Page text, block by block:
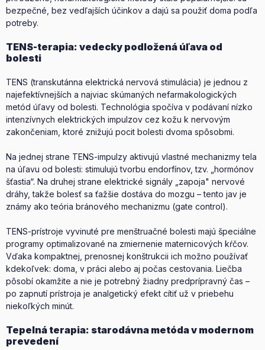
bezpečné, bez vedľajších účinkov a dajú sa použiť doma podľa
potreby.
TENS-terapia: vedecky podložená úľava od
bolesti
TENS (transkutánna elektrická nervová stimulácia) je jednou z
najefektívnejších a najviac skúmaných nefarmakologických
metód úľavy od bolesti. Technológia spočíva v podávaní nízko
intenzívnych elektrických impulzov cez kožu k nervovým
zakončeniam, ktoré znižujú pocit bolesti dvoma spôsobmi.
Na jednej strane TENS-impulzy aktivujú vlastné mechanizmy tela
na úľavu od bolesti: stimulujú tvorbu endorfínov, tzv. „hormónov
šťastia“. Na druhej strane elektrické signály „zapoja" nervové
dráhy, takže bolesť sa ťažšie dostáva do mozgu – tento jav je
známy ako teória bránového mechanizmu (gate control).
TENS-prístroje vyvinuté pre menštruačné bolesti majú špeciálne
programy optimalizované na zmiernenie maternicových kŕčov.
Vďaka kompaktnej, prenosnej konštrukcii ich možno používať
kdekoľvek: doma, v práci alebo aj počas cestovania. Liečba
pôsobí okamžite a nie je potrebný žiadny predprípravný čas –
po zapnutí prístroja je analgetický efekt cítiť už v priebehu
niekoľkých minút.
Tepelná terapia: starodávna metóda v modernom
prevedení